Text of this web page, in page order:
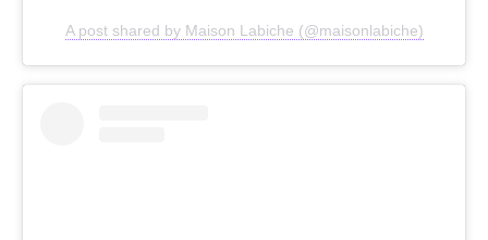
A post shared by Maison Labiche (@maisonlabiche)